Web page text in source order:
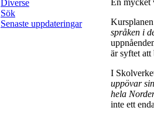
Diverse
Sök
Senaste uppdateringar
språken i
är syftet
I
uppövar
hela
inte ett